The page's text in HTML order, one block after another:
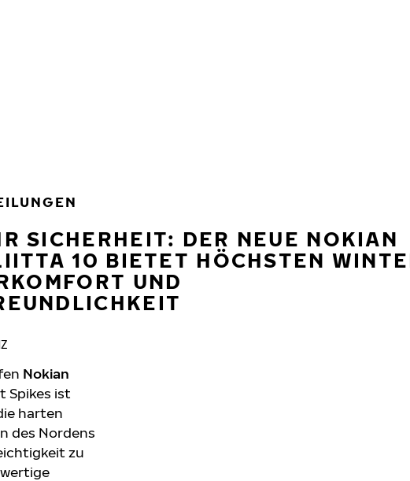
SICHERHEIT: DER NEUE NOKIAN
10 BIETET HÖCHSTEN
UND
Nokian
Spikes ist
harten
des Nordens
zu